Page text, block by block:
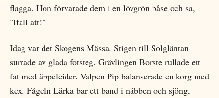
flagga. Hon förvarade dem i en lövgrön påse och sa,
"Ifall att!"
Idag var det Skogens Mässa. Stigen till Solgläntan
surrade av glada fotsteg. Grävlingen Borste rullade ett
fat med äppelcider. Valpen Pip balanserade en korg med
kex. Fågeln Lärka bar ett band i näbben och sjöng,